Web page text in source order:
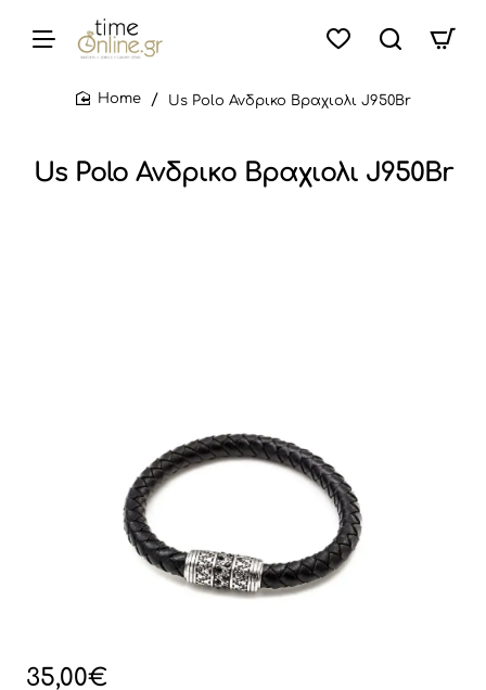
Us Polo Ανδρικο Βραχιολι J950Br
Us Polo Ανδρικο Βραχιολι J950Br
35,00€